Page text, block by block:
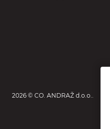
2026 © CO. ANDRAŽ d.o.o..